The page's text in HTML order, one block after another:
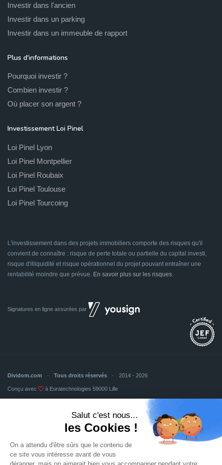
Investir dans l'ancien
Investir dans un parking
Investir dans un immeuble de rapport
Plus d'informations
Pourquoi investir ?
Combien investir ?
Où placer son argent ?
Investissement Loi Pinel
Loi Pinel Lyon
Loi Pinel Montpellier
Loi Pinel Roubaix
Loi Pinel Toulouse
Loi Pinel Tourcoing
L'investissement dans des projets immobiliers comporte des risques qu'il
convient de connaître : risque de perte totale ou partielle du capital investi,
risque d'illiquidité et risque opérationnel du projet pouvant entraîner une
rentabilité moindre que prévue. En savoir plus sur les risques.
Signatures en ligne assurées par
Dividom.com Tous droits réservés 2014 - 2026
Conçu avec à Euratechnologies 59000 Lille
Mettre à jour les préférences des cookies